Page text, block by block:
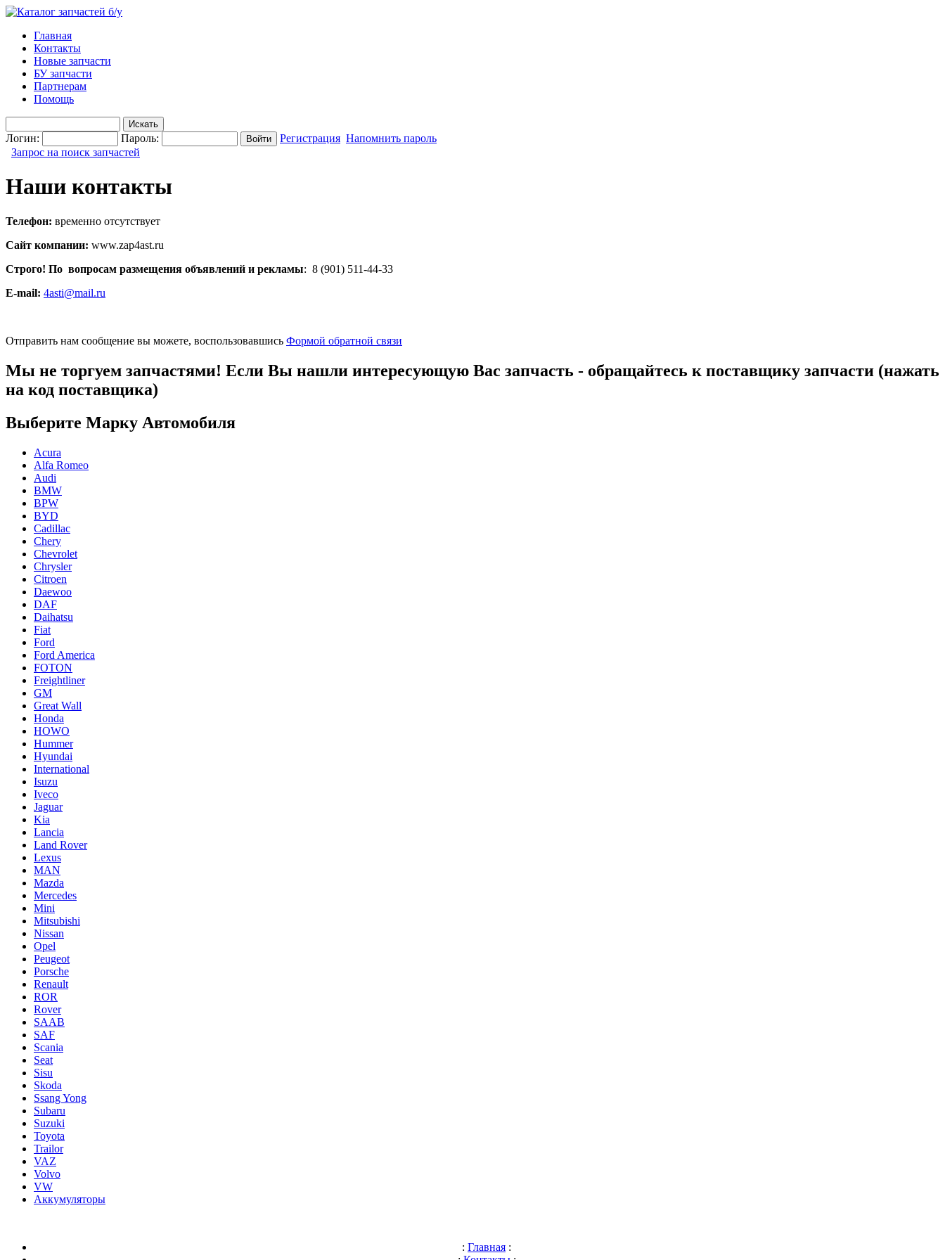
Главная
Контакты
Новые запчасти
БУ запчасти
Партнерам
Помощь
Логин: Пароль: Регистрация Напомнить пароль
Запрос на поиск запчастей
Наши контакты
Телефон: временно отсутствует
Сайт компании: www.zap4ast.ru
Строго! По вопросам размещения объявлений и рекламы: 8 (901) 511-44-33
E-mail: 4asti@mail.ru
Отправить нам сообщение вы можете, воспользовавшись Формой обратной связи
Мы не торгуем запчастями! Если Вы нашли интересующую Вас запчасть - обращайтесь к поставщику запчасти (нажать
на код поставщика)
Выберите Марку Автомобиля
Acura
Alfa Romeo
Audi
BMW
BPW
BYD
Cadillac
Chery
Chevrolet
Chrysler
Citroen
Daewoo
DAF
Daihatsu
Fiat
Ford
Ford America
FOTON
Freightliner
GM
Great Wall
Honda
HOWO
Hummer
Hyundai
International
Isuzu
Iveco
Jaguar
Kia
Lancia
Land Rover
Lexus
MAN
Mazda
Mercedes
Mini
Mitsubishi
Nissan
Opel
Peugeot
Porsche
Renault
ROR
Rover
SAAB
SAF
Scania
Seat
Sisu
Skoda
Ssang Yong
Subaru
Suzuki
Toyota
Trailor
VAZ
Volvo
VW
Аккумуляторы
: Главная :